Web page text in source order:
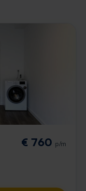
€ 760 p/m